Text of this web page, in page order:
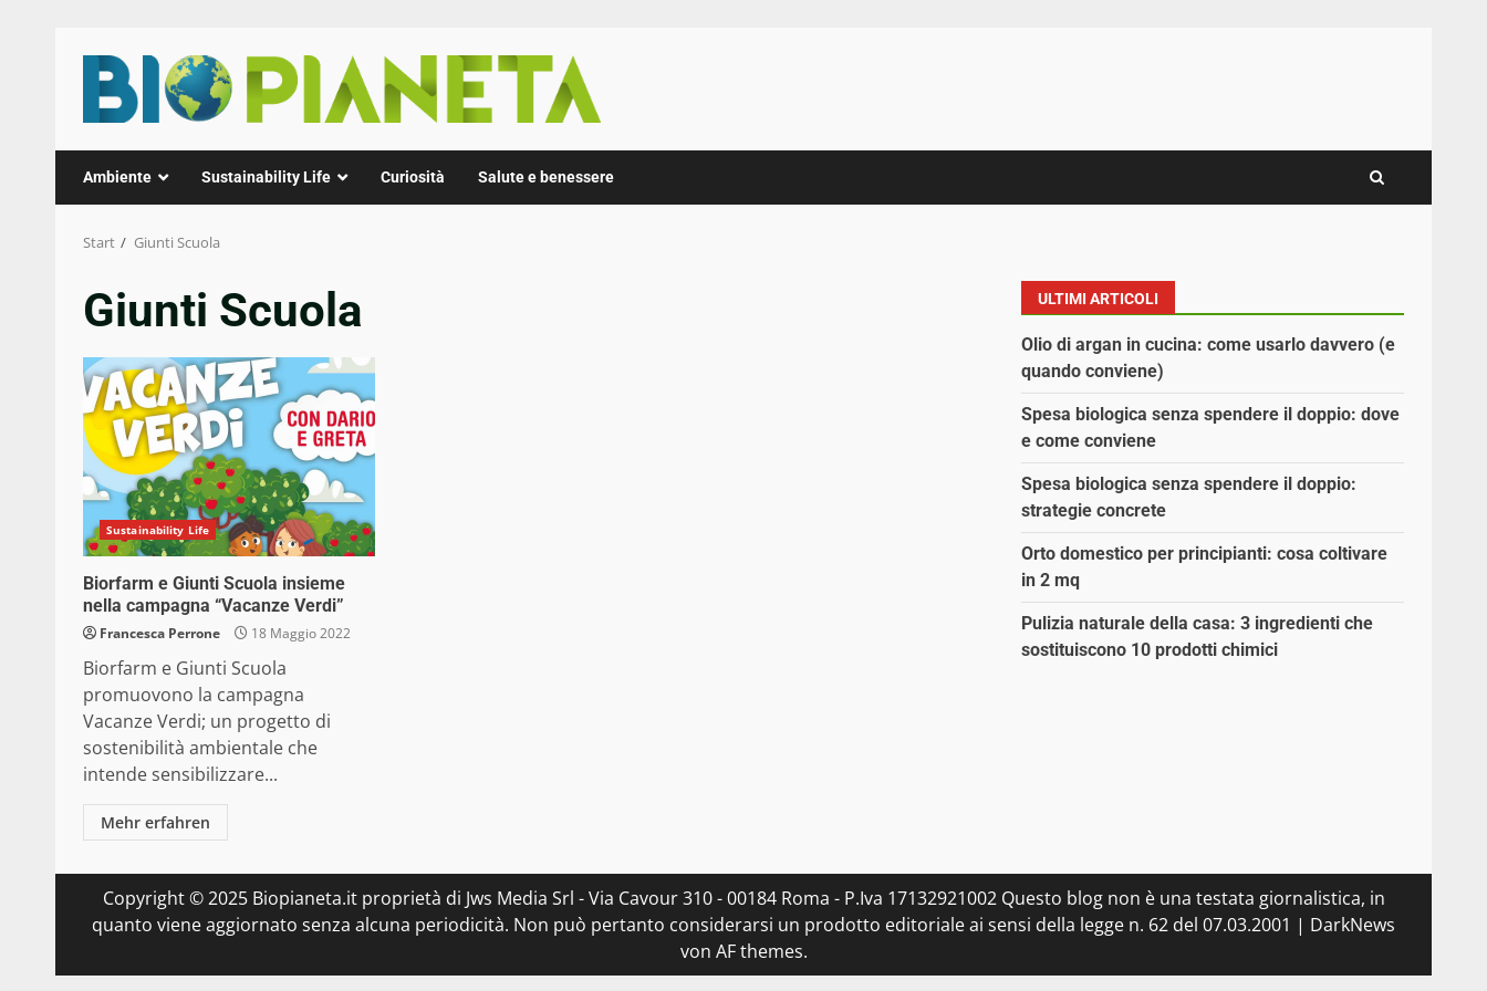
Inhalt
springen
Ambiente Sustainability Life Curiosità Salute e benessere
Start Giunti Scuola
Giunti Scuola
Sustainability Life
Biorfarm e Giunti Scuola insieme
nella campagna “Vacanze Verdi”
Francesca Perrone 18 Maggio 2022
Biorfarm e Giunti Scuola
promuovono la campagna
Vacanze Verdi; un progetto di
sostenibilità ambientale che
intende sensibilizzare...
Mehr erfahren
ULTIMI ARTICOLI
Olio di argan in cucina: come usarlo davvero (e
quando conviene)
Spesa biologica senza spendere il doppio: dove
e come conviene
Spesa biologica senza spendere il doppio:
strategie concrete
Orto domestico per principianti: cosa coltivare
in 2 mq
Pulizia naturale della casa: 3 ingredienti che
sostituiscono 10 prodotti chimici
Copyright © 2025 Biopianeta.it proprietà di Jws Media Srl - Via Cavour 310 - 00184 Roma - P.Iva 17132921002 Questo blog non è una testata giornalistica, in
quanto viene aggiornato senza alcuna periodicità. Non può pertanto considerarsi un prodotto editoriale ai sensi della legge n. 62 del 07.03.2001 | DarkNews
von AF themes.